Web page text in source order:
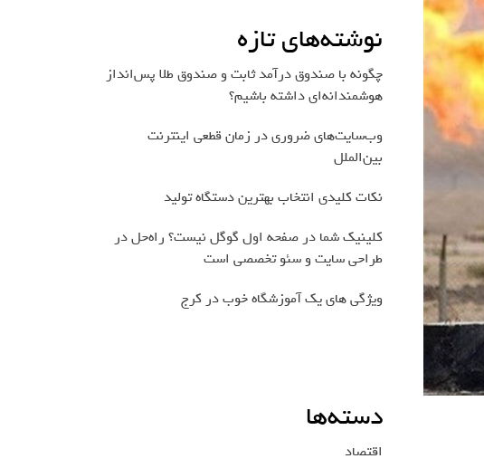
نوشته‌های تازه
چگونه با صندوق درآمد ثابت و صندوق طلا پس‌انداز
هوشمندانه‌ای داشته باشیم؟
وب‌سایت‌های ضروری در زمان قطعی اینترنت
بین‌الملل
نکات کلیدی انتخاب بهترین دستگاه تولید
کلینیک شما در صفحه اول گوگل نیست؟ راه‌حل در
طراحی سایت و سئو تخصصی است
ویژگی های یک آموزشگاه خوب در کرج
دسته‌ها
اقتصاد